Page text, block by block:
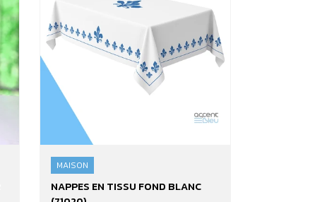
MAISON
Nappes
en
NAPPES EN TISSU FOND BLANC